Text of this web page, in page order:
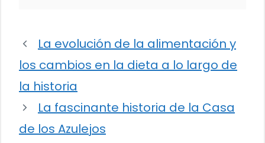
La evolución de la alimentación y
los cambios en la dieta a lo largo de
la historia
La fascinante historia de la Casa
de los Azulejos